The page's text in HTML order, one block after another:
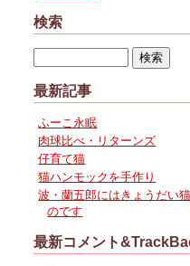
検索
最新記事
ふーこ永眠
肉球比べ・リターンズ
仔育て猫
猫ハンモックを手作り
波・蘭五郎にはきょうだい
のです
最新コメント